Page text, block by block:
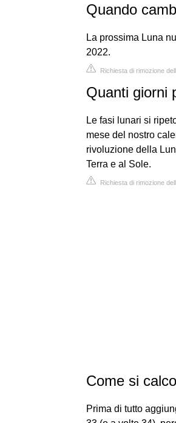
Quando
La prossima Luna
2022.
Richiesta di rimozione
Quanti giorni
Le fasi lunari si
mese del nostro
rivoluzione della
Terra e al Sole.
Richiesta di rimozione
Come si
Prima di tutto